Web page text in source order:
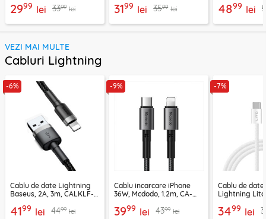
2999 lei 3399 lei 3199 lei 3599 lei 4899 lei
VEZI MAI MULTE
Cabluri Lightning
-6%
Cablu de date Lightning
Baseus, 2A, 3m, CALKLF-
4199 lei 4499 lei
-9%
Cablu incarcare iPhone
36W, Mcdodo, 1.2m, CA-
3999 lei 4399 lei
-7%
Cablu de date
Lightning
3499 lei